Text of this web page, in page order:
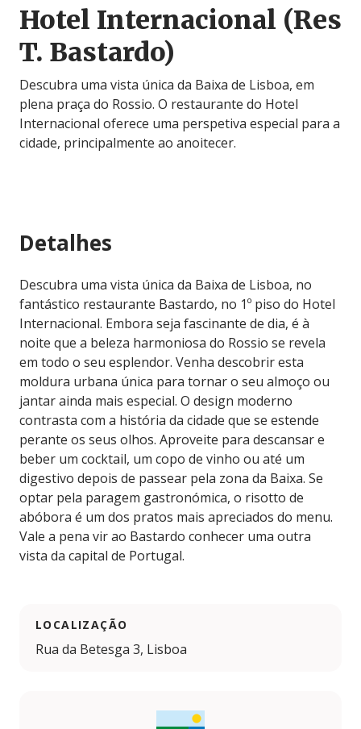
Hotel Internacional (Res
T. Bastardo)
Descubra uma vista única da Baixa de Lisboa, em
plena praça do Rossio. O restaurante do Hotel
Internacional oferece uma perspetiva especial para a
cidade, principalmente ao anoitecer.
Detalhes
Descubra uma vista única da Baixa de Lisboa, no
fantástico restaurante Bastardo, no 1º piso do Hotel
Internacional. Embora seja fascinante de dia, é à
noite que a beleza harmoniosa do Rossio se revela
em todo o seu esplendor. Venha descobrir esta
moldura urbana única para tornar o seu almoço ou
jantar ainda mais especial. O design moderno
contrasta com a história da cidade que se estende
perante os seus olhos. Aproveite para descansar e
beber um cocktail, um copo de vinho ou até um
digestivo depois de passear pela zona da Baixa. Se
optar pela paragem gastronómica, o risotto de
abóbora é um dos pratos mais apreciados do menu.
Vale a pena vir ao Bastardo conhecer uma outra
vista da capital de Portugal.
LOCALIZAÇÃO
Rua da Betesga 3, Lisboa